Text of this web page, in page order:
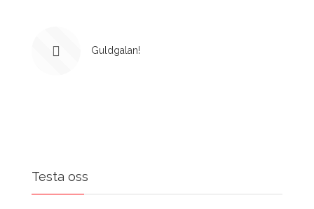
Guldgalan!
Testa oss